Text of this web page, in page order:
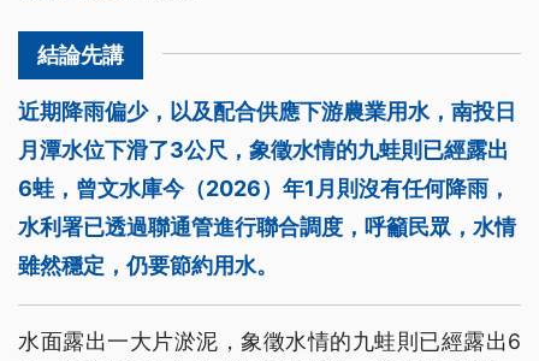
近期降雨偏少，以及配合供應下游農業用水，南投日
月潭水位下滑了3公尺，象徵水情的九蛙則已經露出
6蛙，曾文水庫今（2026）年1月則沒有任何降雨，
水利署已透過聯通管進行聯合調度，呼籲民眾，水情
雖然穩定，仍要節約用水。
水面露出一大片淤泥，象徵水情的九蛙則已經露出6